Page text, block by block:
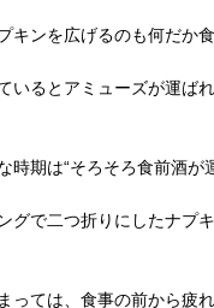
キンを広げるのも何だか
いるとアミューズが運ば
時期は“そろそろ食前酒が
グで二つ折りにしたナプ
っては、食事の前から疲